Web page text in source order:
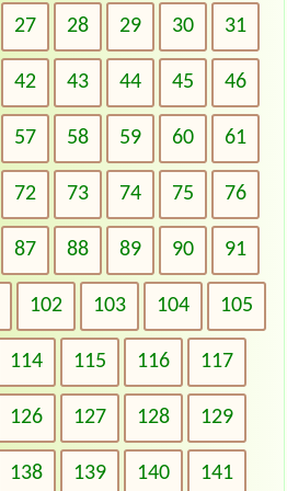
27 28 29 30 31
42 43 44 45 46
57 58 59 60 61
72 73 74 75 76
87 88 89 90 91
102 103 104 105
114 115 116 117
126 127 128 129
138 139 140 141